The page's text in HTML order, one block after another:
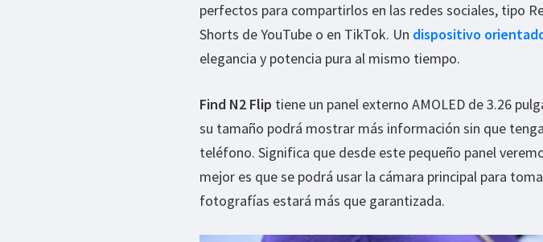
perfectos para compartirlos en las redes sociales, tipo
Shorts de YouTube o en TikTok. Un dispositivo
elegancia y potencia pura al mismo tiempo.
Find N2 Flip tiene un panel externo AMOLED de 3.26
su tamaño podrá mostrar más información sin que
teléfono. Significa que desde este pequeño panel
mejor es que se podrá usar la cámara principal para
fotografías estará más que garantizada.